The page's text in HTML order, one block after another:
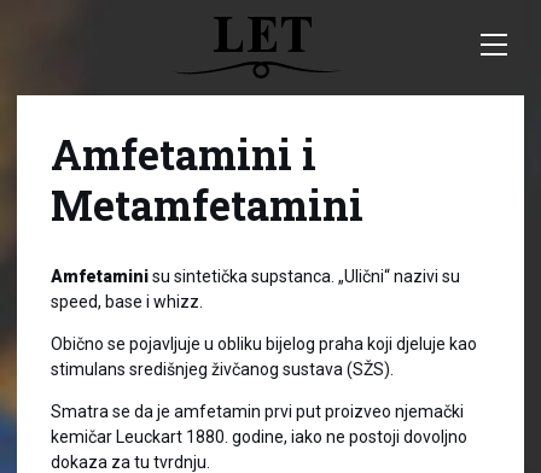
Amfetamini i
Metamfetamini
Amfetaminisu sintetička supstanca. „Ulični“ nazivi su
speed, base i whizz.
Obično se pojavljuje u obliku bijelog praha koji djeluje kao
stimulans središnjeg živčanog sustava (SŽS).
Smatra se da je amfetamin prvi put proizveo njemački
kemičar Leuckart 1880. godine, iako ne postoji dovoljno
dokaza za tu tvrdnju.